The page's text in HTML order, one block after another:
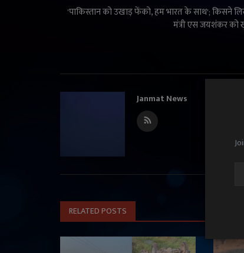
'पाकिस्तान को उखाड़ फेंको, हम भारत के साथ'; किसने
मंत्री एस जयशंकर को
Janmat News
RELATED POSTS